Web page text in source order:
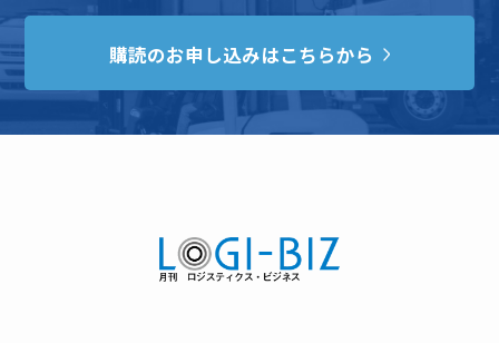
購読のお申し込みはこちらから